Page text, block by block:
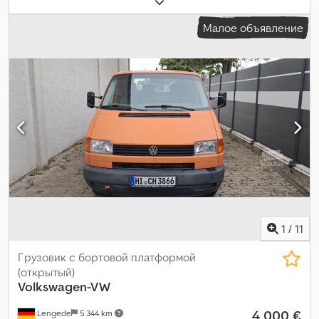
750 кг, общий вес:3 500 кг, конфигурация осей:4x2, колесная
жёлтый, кабина
выбросов:Евро 4, подвеска: другое, количество мест:1,
общая длина:
7 130 мм, длина грузового отсека:4 300 мм,
ширина пространства для загрузки:
2 000 мм, высота
грузового отсека:2 100 мм , Год выпуска: 2010, строительная
высота: 2 800 мм, Оборудование:ABS, бортовой компьютер,
сажевый фильтр, система иммобилайзера, центральный
замок
Малое объявление
1 / 11
Lengede 5 344 km
Грузовик с бортовой платформой
(открытый)
Volkswagen-VW
4 000 €